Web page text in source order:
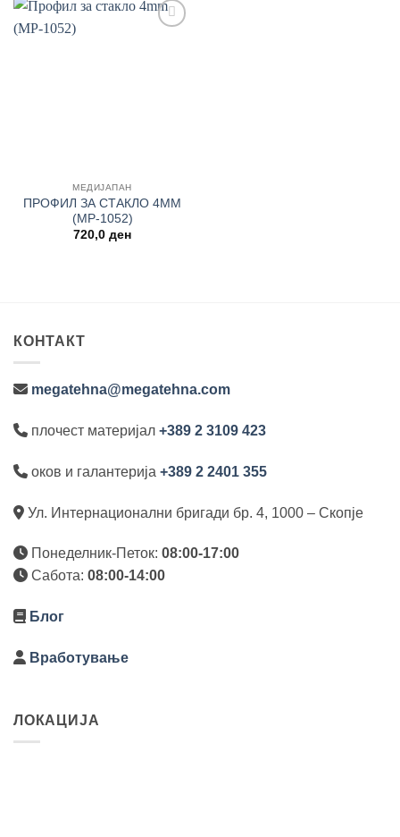
МЕДИЈАПАН
ПРОФИЛ ЗА СТАКЛО 4MM
(MP-1052)
720,0 ден
КОНТАКТ
megatehna@megatehna.com
плочест материјал +389 2 3109 423
оков и галантерија +389 2 2401 355
Ул. Интернационални бригади бр. 4, 1000 – Скопје
Понеделник-Петок: 08:00-17:00
Сабота: 08:00-14:00
Блог
Вработување
ЛОКАЦИЈА